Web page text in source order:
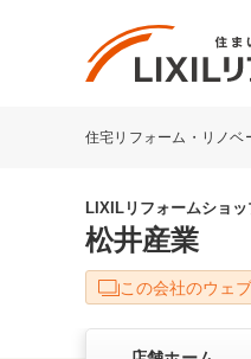
リフォ
キ
洗
LIXIL
住宅リフォーム・リノ
LIXILリフォームショッ
松井産業
この会社のウェ